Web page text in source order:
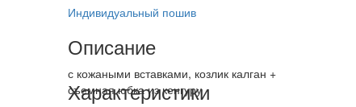
Индивидуальный пошив
Описание
с кожаными вставками, козлик калган +
съемная юбка из кенгуру
Характеристики